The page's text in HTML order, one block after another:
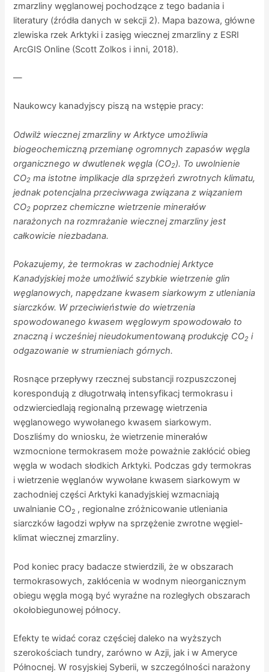
zmarzliny węglanowej pochodzące z tego badania i
literatury (źródła danych w sekcji 2). Mapa bazowa, główne
zlewiska rzek Arktyki i zasięg wiecznej zmarzliny z ESRI
ArcGIS Online (Scott Zolkos i inni, 2018).
—
Naukowcy kanadyjscy piszą na wstępie pracy:
Odwilż wiecznej zmarzliny w Arktyce umożliwia
biogeochemiczną przemianę ogromnych zapasów węgla
organicznego w dwutlenek węgla (CO2). To uwolnienie
CO2 ma istotne implikacje dla sprzężeń zwrotnych klimatu,
jednak potencjalna przeciwwaga związana z wiązaniem
CO2 poprzez chemiczne wietrzenie minerałów
narażonych na rozmrażanie wiecznej zmarzliny jest
całkowicie niezbadana.
Pokazujemy, że termokras w zachodniej Arktyce
Kanadyjskiej może umożliwić szybkie wietrzenie glin
węglanowych, napędzane kwasem siarkowym z utleniania
siarczków. W przeciwieństwie do wietrzenia
spowodowanego kwasem węglowym spowodowało to
znaczną i wcześniej nieudokumentowaną produkcję CO2 i
odgazowanie w strumieniach górnych.
Rosnące przepływy rzecznej substancji rozpuszczonej
korespondują z długotrwałą intensyfikacj termokrasu i
odzwierciedlają regionalną przewagę wietrzenia
węglanowego wywołanego kwasem siarkowym.
Doszliśmy do wniosku, że wietrzenie minerałów
wzmocnione termokrasem może poważnie zakłócić obieg
węgla w wodach słodkich Arktyki. Podczas gdy termokras
i wietrzenie węglanów wywołane kwasem siarkowym w
zachodniej części Arktyki kanadyjskiej wzmacniają
uwalnianie CO2 , regionalne zróżnicowanie utleniania
siarczków łagodzi wpływ na sprzężenie zwrotne węgiel-
klimat wiecznej zmarzliny.
Pod koniec pracy badacze stwierdzili, że w obszarach
termokrasowych, zakłócenia w wodnym nieorganicznym
obiegu węgla mogą być wyraźne na rozległych obszarach
okołobiegunowej północy.
Efekty te widać coraz częściej daleko na wyższych
szerokościach tundry, zarówno w Azji, jak i w Ameryce
Północnej. W rosyjskiej Syberii, w szczególności narażony